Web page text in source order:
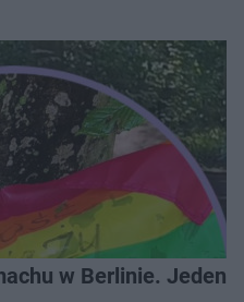
w Berlinie. Jeden